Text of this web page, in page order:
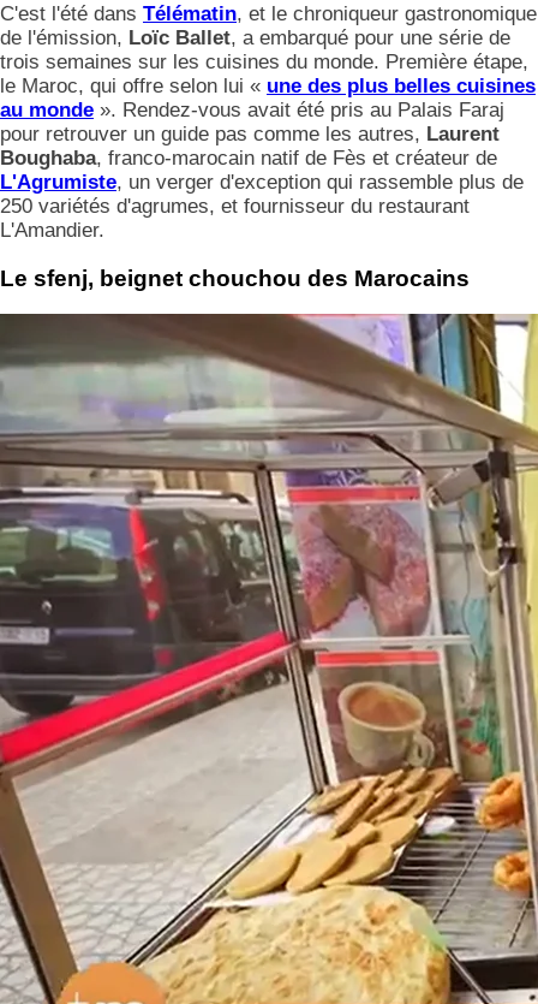
C'est l'été dans Télématin, et le chroniqueur gastronomique
de l'émission, Loïc Ballet, a embarqué pour une série de
trois semaines sur les cuisines du monde. Première étape,
le Maroc, qui offre selon lui « une des plus belles cuisines
au monde ». Rendez-vous avait été pris au Palais Faraj
pour retrouver un guide pas comme les autres, Laurent
Boughaba, franco-marocain natif de Fès et créateur de
L'Agrumiste, un verger d'exception qui rassemble plus de
250 variétés d'agrumes, et fournisseur du restaurant
L'Amandier.
Le sfenj, beignet chouchou des Marocains